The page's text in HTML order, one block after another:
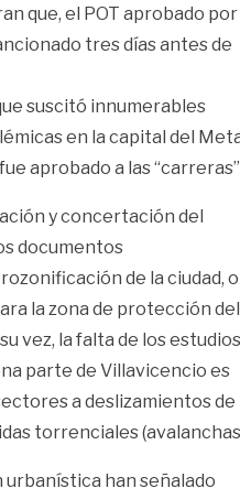
que, el POT aprobado por
tres días antes de
suscitó innumerables
en la capital del
aprobado a las
y concertación del
documentos
de la ciudad, o
la zona de protección del
vez, la falta de los estudios
parte de Villavicencio es
a deslizamientos de
torrenciales
han señalado